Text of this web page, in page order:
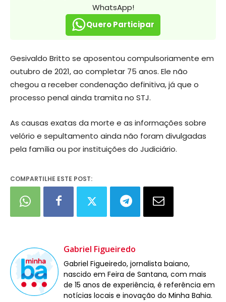
WhatsApp!
Quero Participar
Gesivaldo Britto se aposentou compulsoriamente em
outubro de 2021, ao completar 75 anos. Ele não
chegou a receber condenação definitiva, já que o
processo penal ainda tramita no STJ.
As causas exatas da morte e as informações sobre
velório e sepultamento ainda não foram divulgadas
pela família ou por instituições do Judiciário.
COMPARTILHE ESTE POST:
Gabriel Figueiredo
Gabriel Figueiredo, jornalista baiano,
nascido em Feira de Santana, com mais
de 15 anos de experiência, é referência em
notícias locais e inovação do Minha Bahia.